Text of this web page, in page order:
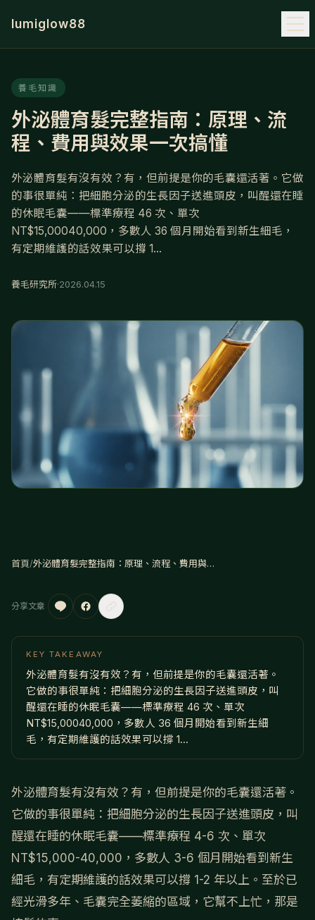
lumiglow88
養毛知識
外泌體育髮完整指南：原理、流
程、費用與效果一次搞懂
外泌體育髮有沒有效？有，但前提是你的毛囊還活著。它做
的事很單純：把細胞分泌的生長因子送進頭皮，叫醒還在睡
的休眠毛囊——標準療程 46 次、單次
NT$15,00040,000，多數人 36 個月開始看到新生細毛，
有定期維護的話效果可以撐 1...
養毛研究所·2026.04.15
首頁/ 外泌體育髮完整指南：原理、流程、費用與效果一次搞懂
分享文章
KEY TAKEAWAY
外泌體育髮有沒有效？有，但前提是你的毛囊還活著。
它做的事很單純：把細胞分泌的生長因子送進頭皮，叫
醒還在睡的休眠毛囊——標準療程 46 次、單次
NT$15,00040,000，多數人 36 個月開始看到新生細
毛，有定期維護的話效果可以撐 1...
外泌體育髮有沒有效？有，但前提是你的毛囊還活著。
它做的事很單純：把細胞分泌的生長因子送進頭皮，叫
醒還在睡的休眠毛囊——標準療程 4-6 次、單次
NT$15,000-40,000，多數人 3-6 個月開始看到新生
細毛，有定期維護的話效果可以撐 1-2 年以上。至於已
經光滑多年、毛囊完全萎縮的區域，它幫不上忙，那是